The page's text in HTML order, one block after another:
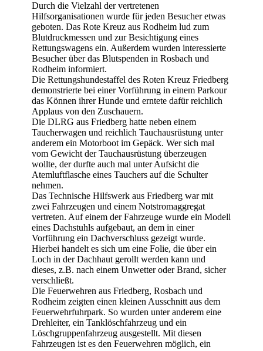
Durch die Vielzahl der vertretenen
Hilfsorganisationen wurde für jeden Besucher etwas
geboten. Das Rote Kreuz aus Rodheim lud zum
Blutdruckmessen und zur Besichtigung eines
Rettungswagens ein. Außerdem wurden interessierte
Besucher über das Blutspenden in Rosbach und
Rodheim informiert.
Die Rettungshundestaffel des Roten Kreuz Friedberg
demonstrierte bei einer Vorführung in einem Parkour
das Können ihrer Hunde und erntete dafür reichlich
Applaus von den Zuschauern.
Die DLRG aus Friedberg hatte neben einem
Taucherwagen und reichlich Tauchausrüstung unter
anderem ein Motorboot im Gepäck. Wer sich mal
vom Gewicht der Tauchausrüstung überzeugen
wollte, der durfte auch mal unter Aufsicht die
Atemluftflasche eines Tauchers auf die Schulter
nehmen.
Das Technische Hilfswerk aus Friedberg war mit
zwei Fahrzeugen und einem Notstromaggregat
vertreten. Auf einem der Fahrzeuge wurde ein Modell
eines Dachstuhls aufgebaut, an dem in einer
Vorführung ein Dachverschluss gezeigt wurde.
Hierbei handelt es sich um eine Folie, die über ein
Loch in der Dachhaut gerollt werden kann und
dieses, z.B. nach einem Unwetter oder Brand, sicher
verschließt.
Die Feuerwehren aus Friedberg, Rosbach und
Rodheim zeigten einen kleinen Ausschnitt aus dem
Feuerwehrfuhrpark. So wurden unter anderem eine
Drehleiter, ein Tanklöschfahrzeug und ein
Löschgruppenfahrzeug ausgestellt. Mit diesen
Fahrzeugen ist es den Feuerwehren möglich, ein